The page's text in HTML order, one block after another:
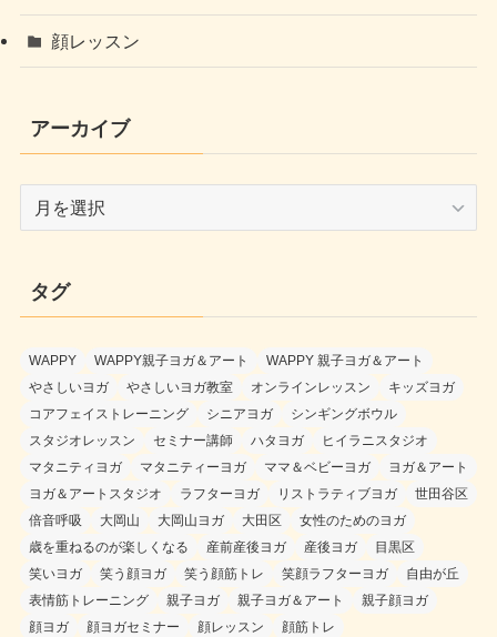
顔レッスン
アーカイブ
ブ
タグ
WAPPY WAPPY親子ヨガ＆アート
WAPPY 親子ヨガ＆アート
やさしいヨガ
やさしいヨガ教室 オンラインレッスン
キッズヨガ
コアフェイストレーニング
シニアヨガ
シンギングボウル
スタジオレッスン
セミナー講師 ハタヨガ
ヒイラニスタジオ
マタニティヨガ
マタニティーヨガ ママ＆ベビーヨガ
ヨガ＆アート
ヨガ＆アートスタジオ
ラフターヨガ リストラティブヨガ
世田谷区
倍音呼吸
大岡山 大岡山ヨガ 大田区
女性のためのヨガ
歳を重ねるのが楽しくなる
産前産後ヨガ 産後ヨガ
目黒区
笑いヨガ
笑う顔ヨガ 笑う顔筋トレ 笑顔ラフターヨガ
自由が丘
表情筋トレーニング
親子ヨガ 親子ヨガ＆アート
親子顔ヨガ
顔ヨガ
顔ヨガセミナー 顔レッスン
顔筋トレ